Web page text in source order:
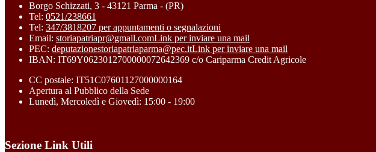
Borgo Schizzati, 3 - 43121 Parma - (PR)
Tel: 0521/238661
Tel: 347/3818207 per appuntamenti o segnalazioni
Email: storiapatriapr@gmail.comLink per inviare una mail
PEC: deputazionestoriapatriaparma@pec.itLink per inviare una mail
IBAN: IT69Y0623012700000072642369 c/o Cariparma Credit Agricole
CC postale: IT51C07601127000000164
Apertura al Pubblico della Sede
Lunedì, Mercoledì e Giovedì: 15:00 - 19:00
Sezione Link Utili